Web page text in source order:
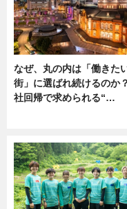
なぜ、丸の内は「働きた
街」に選ばれ続けるのか
社回帰で求められる“…